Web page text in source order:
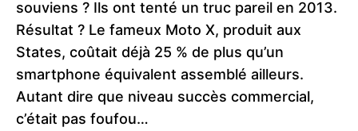
souviens ? Ils ont tenté un truc pareil en 2013.
Résultat ? Le fameux Moto X, produit aux
States, coûtait déjà 25 % de plus qu’un
smartphone équivalent assemblé ailleurs.
Autant dire que niveau succès commercial,
c’était pas foufou…